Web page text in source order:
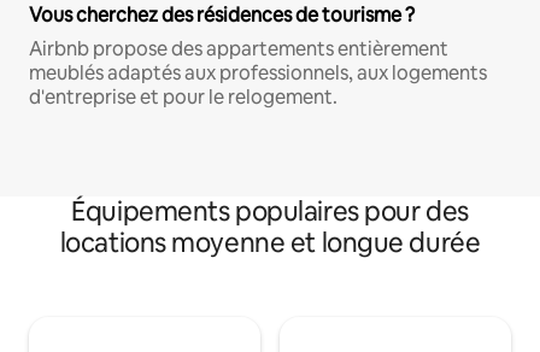
Vous cherchez des résidences de tourisme ?
Airbnb propose des appartements entièrement
meublés adaptés aux professionnels, aux logements
d'entreprise et pour le relogement.
Équipements populaires pour des
locations moyenne et longue durée